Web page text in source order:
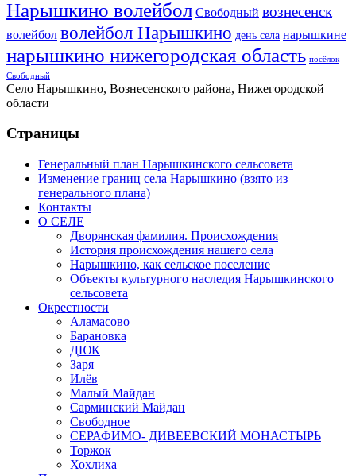
Нарышкино волейбол Свободный вознесенск
волейбол волейбол Нарышкино день села нарышкине
нарышкино нижегородская область посёлок
Свободный
Село Нарышкино, Вознесенского района, Нижегородской
области
Страницы
Генеральный план Нарышкинского сельсовета
Изменение границ села Нарышкино (взято из
генерального плана)
Контакты
О СЕЛЕ
Дворянская фамилия. Происхождения
История происхождения нашего села
Нарышкино, как сельское поселение
Объекты культурного наследия Нарышкинского
сельсовета
Окрестности
Аламасово
Барановка
ДЮК
Заря
Илёв
Малый Майдан
Сарминский Майдан
Свободное
СЕРАФИМО- ДИВЕЕВСКИЙ МОНАСТЫРЬ
Торжок
Хохлиха